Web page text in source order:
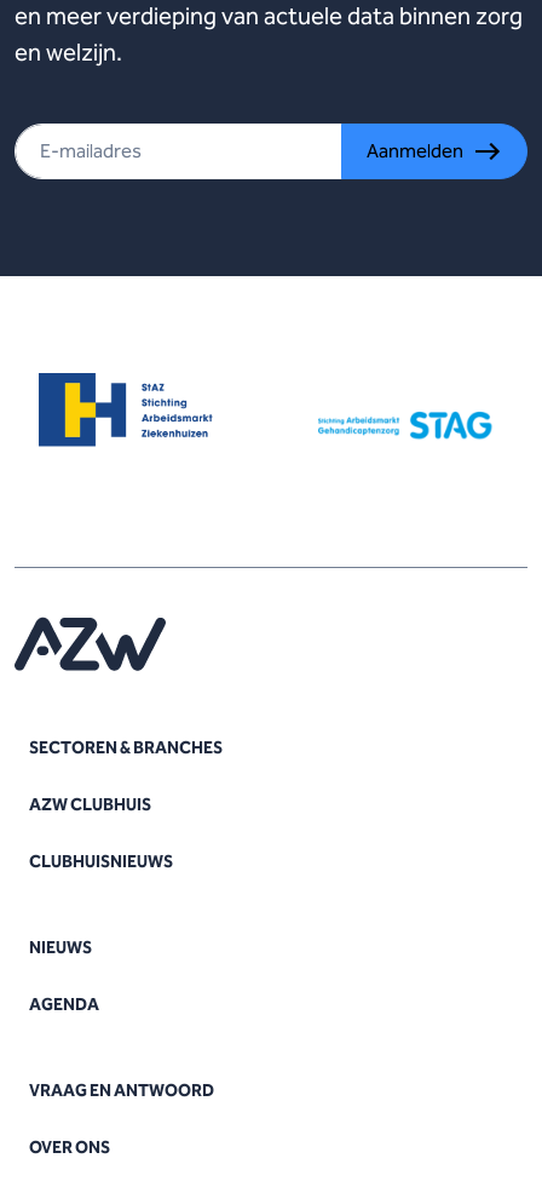
en meer verdieping van actuele data binnen zorg
en welzijn.
Aanmelden
SECTOREN & BRANCHES
AZW CLUBHUIS
CLUBHUISNIEUWS
NIEUWS
AGENDA
VRAAG EN ANTWOORD
OVER ONS